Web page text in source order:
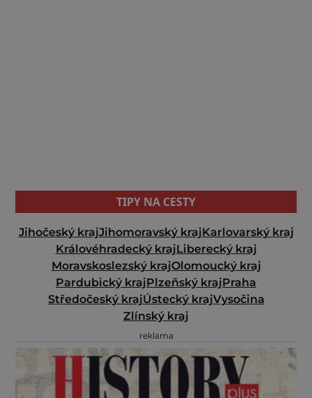
TIPY NA CESTY
Jihočeský krajJihomoravský krajKarlovarský kraj
Královéhradecký krajLiberecký kraj
Moravskoslezský krajOlomoucký kraj
Pardubický krajPlzeňský krajPraha
Středočeský krajÚstecký krajVysočina
Zlínský kraj
reklama